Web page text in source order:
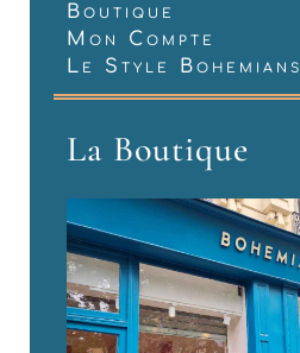
Boutique
Mon Compte
Le Style Bohemians
La Boutique